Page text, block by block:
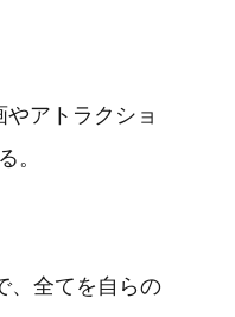
アトラクショ
。
、全てを自らの